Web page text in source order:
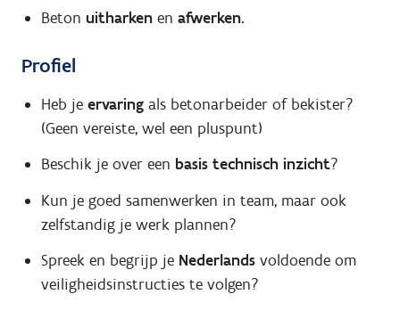
Beton uitharken en afwerken.
Profiel
Heb je ervaring als betonarbeider of bekister?
(Geen vereiste, wel een pluspunt)
Beschik je over een basis technisch inzicht?
Kun je goed samenwerken in team, maar ook
zelfstandig je werk plannen?
Spreek en begrijp je Nederlands voldoende om
veiligheidsinstructies te volgen?